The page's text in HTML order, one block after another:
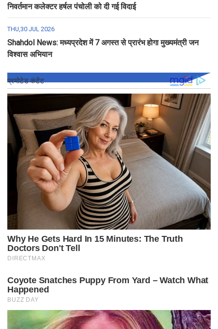
निवर्तमान कलेक्टर हर्षल पंचोली को दी गई विदाई
THU,30 JUL 2026
Shahdol News: मध्यप्रदेश में 7 अगस्त से प्रारंभ होगा मुख्यमंत्री जन
विश्वास अभियान